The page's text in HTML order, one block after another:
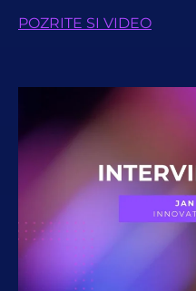
POZRITE SI VIDEO